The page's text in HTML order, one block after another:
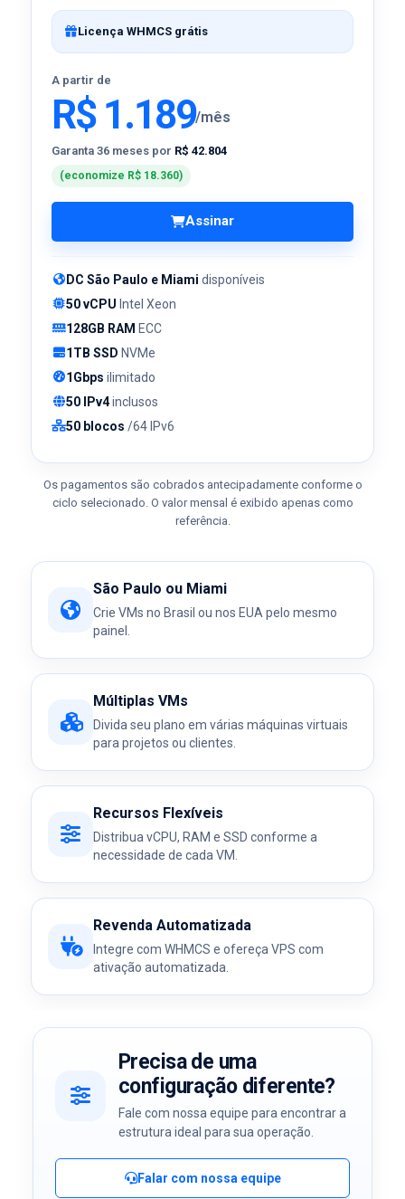
Licença WHMCS grátis
A partir de
R$ 1.189/mês
Garanta 36 meses por R$ 42.804
(economize R$ 18.360)
Assinar
DC São Paulo e Miami disponíveis
50 vCPU Intel Xeon
128GB RAM ECC
1TB SSD NVMe
1Gbps ilimitado
50 IPv4inclusos
50 blocos /64 IPv6
Os pagamentos são cobrados antecipadamente conforme o
ciclo selecionado. O valor mensal é exibido apenas como
referência.
São Paulo ou Miami
Crie VMs no Brasil ou nos EUA pelo mesmo
painel.
Múltiplas VMs
Divida seu plano em várias máquinas virtuais
para projetos ou clientes.
Recursos Flexíveis
Distribua vCPU, RAM e SSD conforme a
necessidade de cada VM.
Revenda Automatizada
Integre com WHMCS e ofereça VPS com
ativação automatizada.
Precisa de uma
configuração diferente?
Fale com nossa equipe para encontrar a
estrutura ideal para sua operação.
Falar com nossa equipe